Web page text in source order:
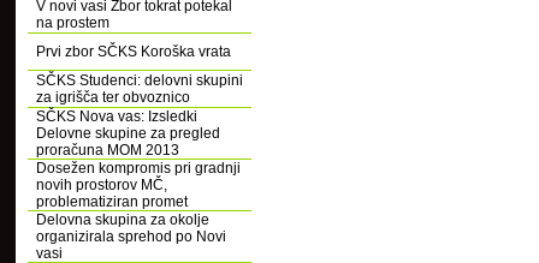
V novi vasi Zbor tokrat potekal
na prostem
Prvi zbor SČKS Koroška vrata
SČKS Studenci: delovni skupini
za igrišča ter obvoznico
SČKS Nova vas: Izsledki
Delovne skupine za pregled
proračuna MOM 2013
Dosežen kompromis pri gradnji
novih prostorov MČ,
problematiziran promet
Delovna skupina za okolje
organizirala sprehod po Novi
vasi